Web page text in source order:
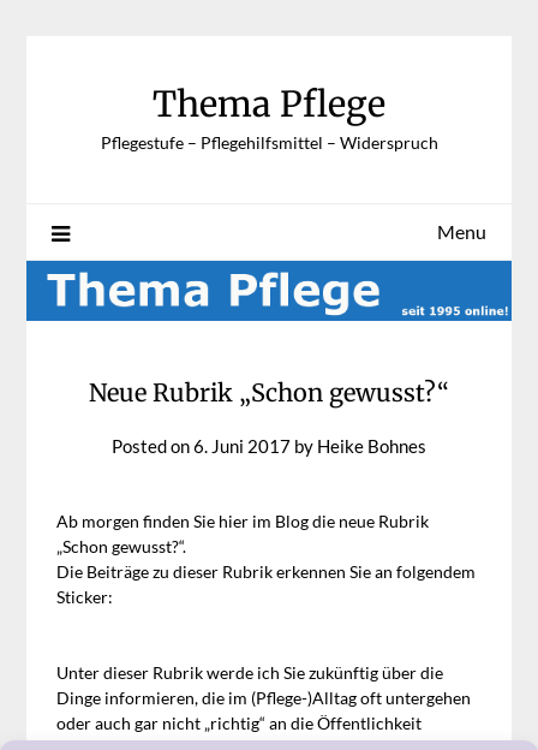
Thema Pflege
Pflegestufe – Pflegehilfsmittel – Widerspruch
Menu
Neue Rubrik „Schon gewusst?“
Posted on6. Juni 2017 by Heike Bohnes
Ab morgen finden Sie hier im Blog die neue Rubrik
„Schon gewusst?“.
Die Beiträge zu dieser Rubrik erkennen Sie an folgendem
Sticker:
Unter dieser Rubrik werde ich Sie zukünftig über die
Dinge informieren, die im (Pflege-)Alltag oft untergehen
oder auch gar nicht „richtig“ an die Öffentlichkeit